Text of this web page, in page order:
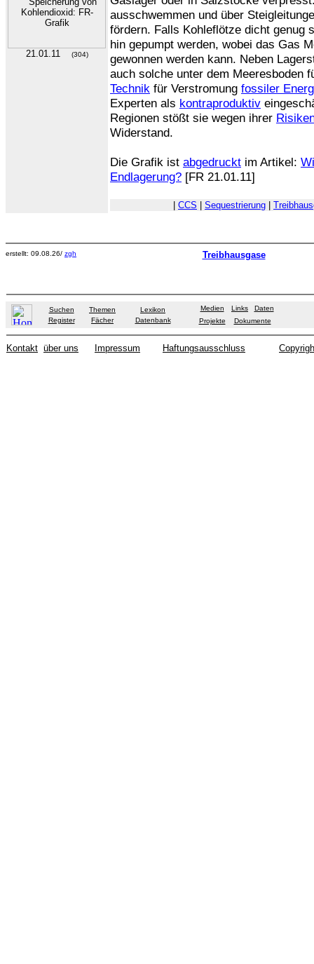
21.01.11 (304)
ausschwemmen und über
fördern. Falls Kohleflötze dicht genug
hin gepumpt werden, wobei das Gas
gewonnen werden kann. Neben
auch solche unter dem Meeresboden
Technik für Verstromung fossiler
Experten als kontraproduktiv
Regionen stößt sie wegen ihrer
Widerstand.
Die Grafik ist abgedruckt im Artikel:
Endlagerung? [FR 21.01.11]
CCS Sequestrierung
erstellt: 09.08.26/ zgh Treibhausgase
Suchen Themen
Lexikon
Register
Fächer Datenbank
Medien Links
Daten
Projekte
Dokumente
Kontakt über uns Impressum Haftungsausschluss